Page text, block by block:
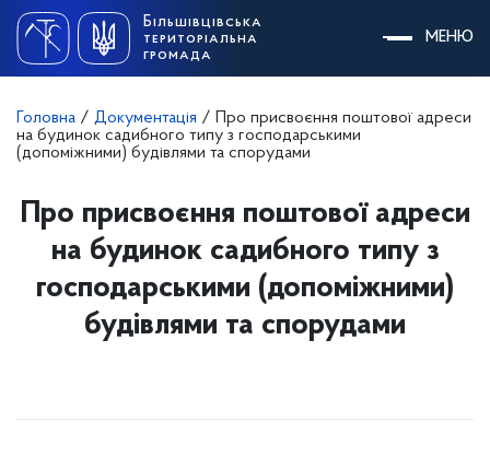
content
Більшівцівська
територіальна
громада
МЕНЮ
Головна / Документація /
Про присвоєння поштової адреси
на будинок садибного типу з господарськими
(допоміжними) будівлями та спорудами
Про присвоєння поштової адреси
на будинок садибного типу з
господарськими (допоміжними)
будівлями та спорудами